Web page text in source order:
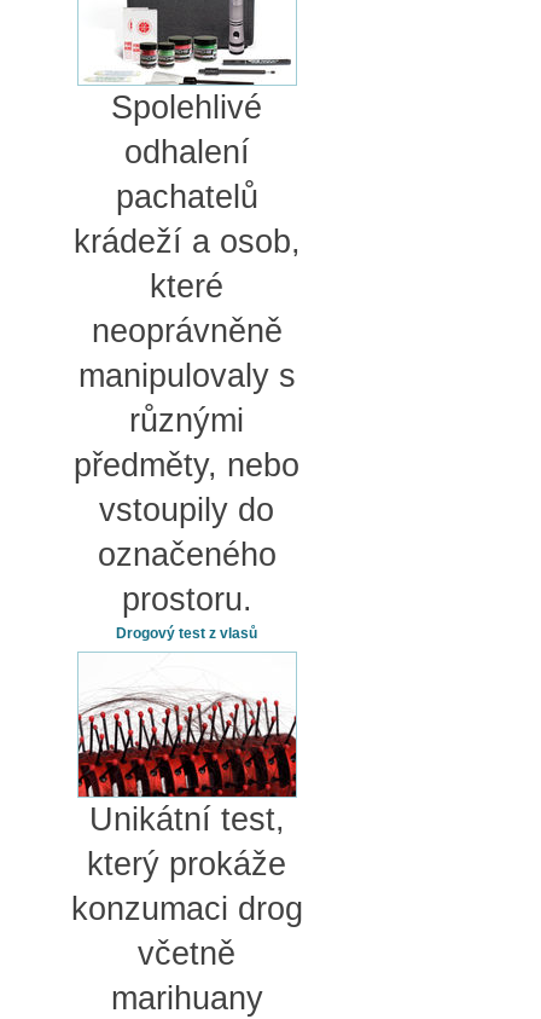
Spolehlivé
odhalení
pachatelů
krádeží a osob,
které
neoprávněně
manipulovaly s
různými
předměty, nebo
vstoupily do
označeného
prostoru.
Drogový test z vlasů
Unikátní test,
který prokáže
konzumaci drog
včetně
marihuany